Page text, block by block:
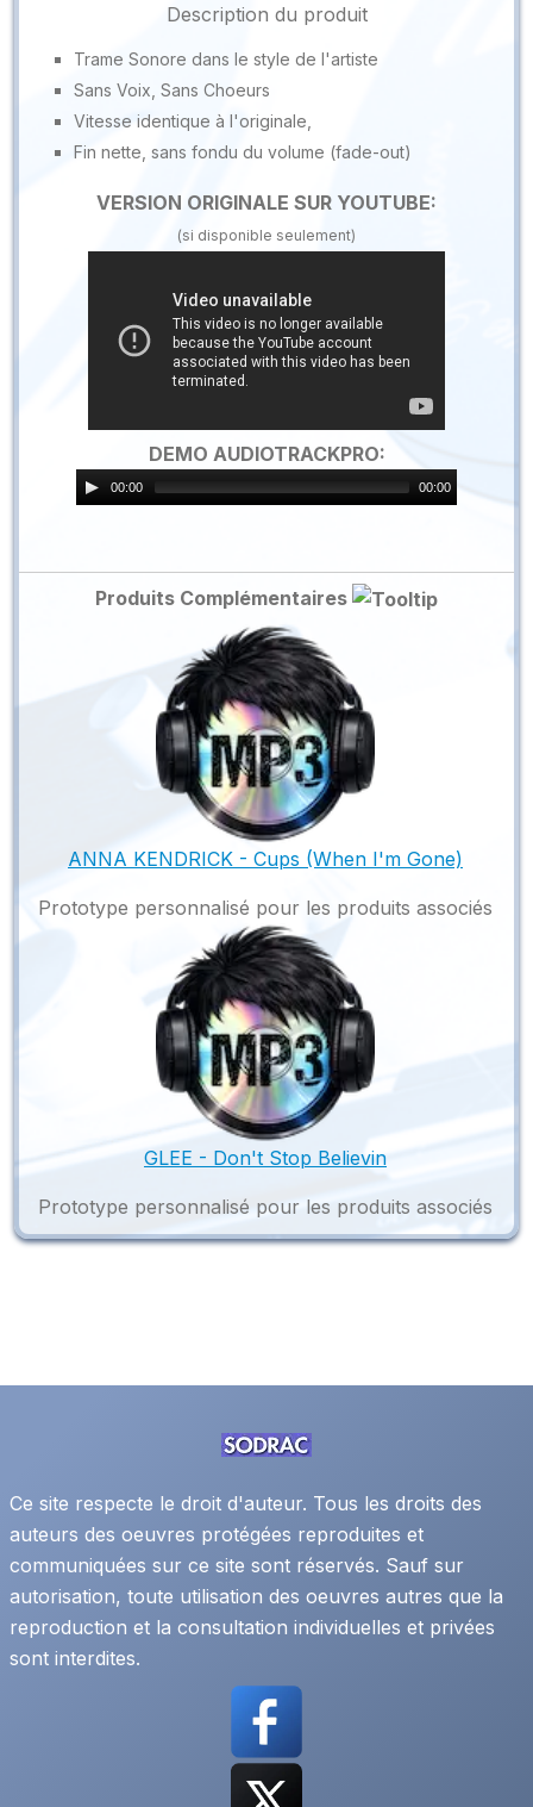
Description du produit
Trame Sonore dans le style de l'artiste
Sans Voix, Sans Choeurs
Vitesse identique à l'originale,
Fin nette, sans fondu du volume (fade-out)
VERSION ORIGINALE SUR YOUTUBE:
(si disponible seulement)
DEMO AUDIOTRACKPRO:
00:00 00:00
Produits Complémentaires
ANNA KENDRICK - Cups (When I'm Gone)
Prototype personnalisé pour les produits associés
GLEE - Don't Stop Believin
Prototype personnalisé pour les produits associés
Ce site respecte le droit d'auteur. Tous les droits des
auteurs des oeuvres protégées reproduites et
communiquées sur ce site sont réservés. Sauf sur
autorisation, toute utilisation des oeuvres autres que la
reproduction et la consultation individuelles et privées
sont interdites.